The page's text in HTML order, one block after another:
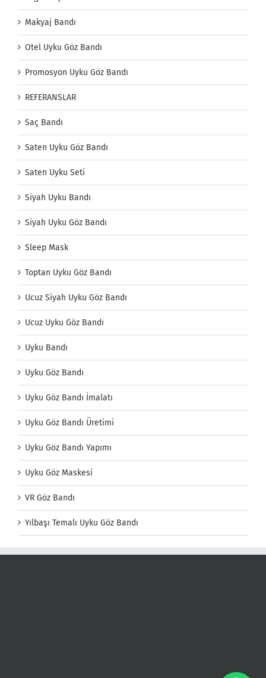
Makyaj Bandı
Otel Uyku Göz Bandı
Promosyon Uyku Göz Bandı
REFERANSLAR
Saç Bandı
Saten Uyku Göz Bandı
Saten Uyku Seti
Siyah Uyku Bandı
Siyah Uyku Göz Bandı
Sleep Mask
Toptan Uyku Göz Bandı
Ucuz Siyah Uyku Göz Bandı
Ucuz Uyku Göz Bandı
Uyku Bandı
Uyku Göz Bandı
Uyku Göz Bandı İmalatı
Uyku Göz Bandı Üretimi
Uyku Göz Bandı Yapımı
Uyku Göz Maskesi
VR Göz Bandı
Yılbaşı Temalı Uyku Göz Bandı